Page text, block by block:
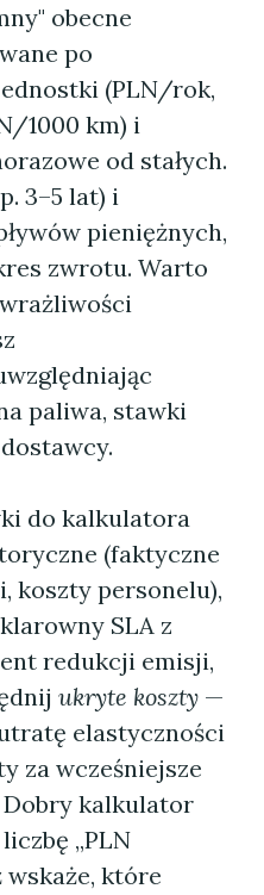
obecne
po
(PLN/rok,
1000 km) i
od stałych.
3–5 lat) i
pieniężnych,
zwrotu. Warto
paliwa, stawki
do kalkulatora
(faktyczne
koszty personelu),
SLA z
redukcji emisji,
ukryte koszty —
elastyczności
za wcześniejsze
Dobry kalkulator
„PLN
wskaże, które